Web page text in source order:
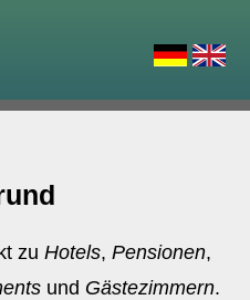
zuHotels,Pensionen,
und Gästezimmern.